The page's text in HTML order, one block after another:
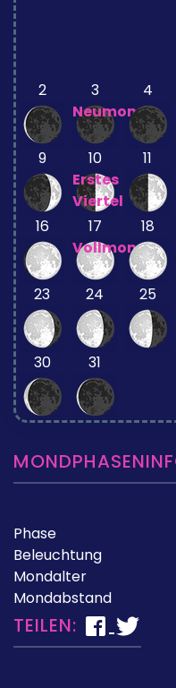
2
3
Neumond
4
9
10
Erstes
Viertel
11
16
17
Vollmond
18
23 24 25
30 31
Phase
Beleuchtung
Mondalter
Mondabstand
TEILEN: